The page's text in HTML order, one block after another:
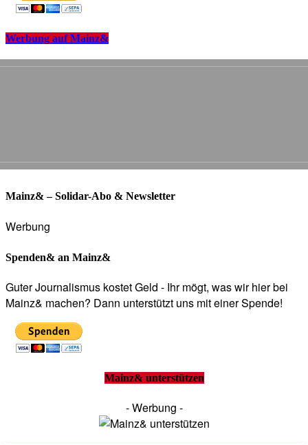
Werbung auf Mainz&
Mainz& – Solidar-Abo & Newsletter
Werbung
Spenden& an Mainz&
Guter Journalismus kostet Geld - Ihr mögt, was wir hier bei
Mainz& machen? Dann unterstützt uns mit einer Spende!
Mainz& unterstützen
- Werbung -